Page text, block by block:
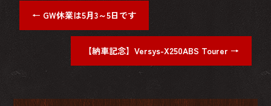
← GW休業は5月3～5日です
【納車記念】Versys-X250ABS Tourer →